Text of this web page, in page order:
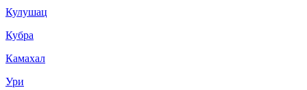
Кулушац
Кубра
Камахал
Ури